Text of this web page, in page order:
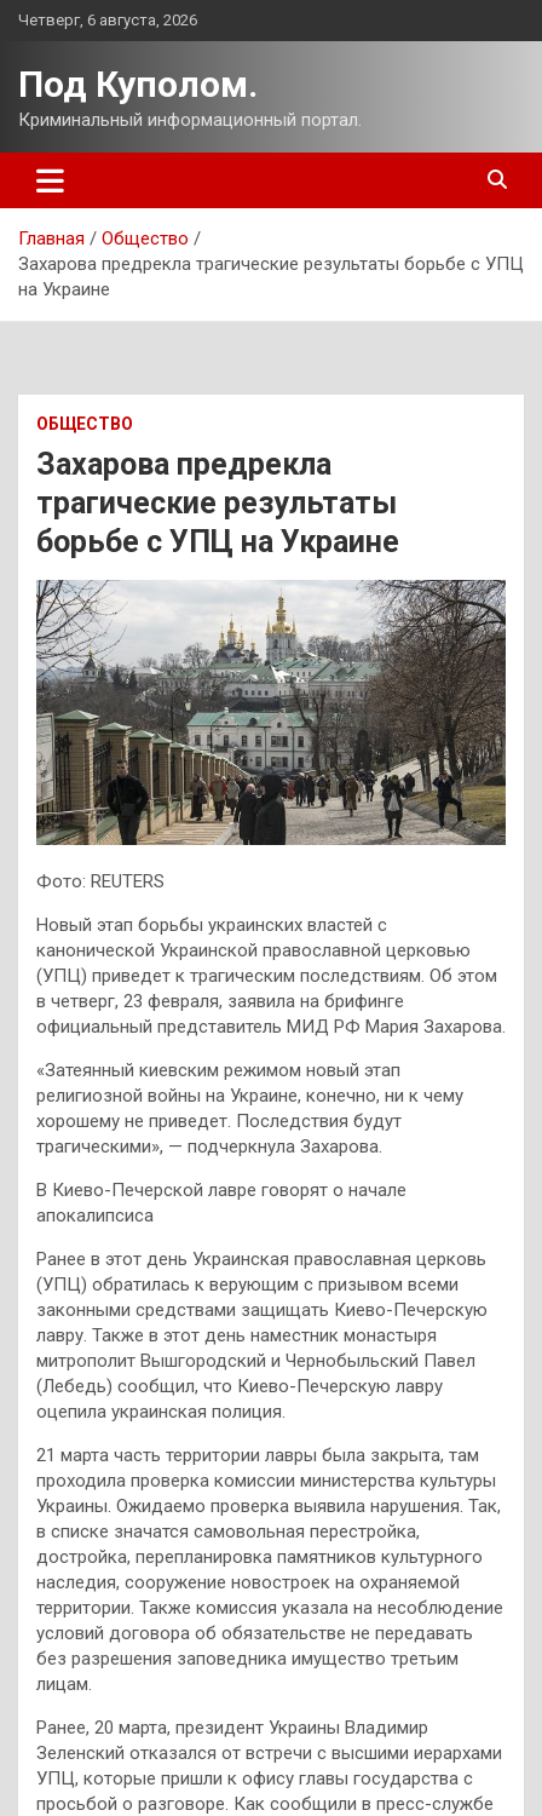
Перейти
Четверг, 6 августа, 2026
Под Куполом.
Криминальный информационный портал.
Главная
Общество
Захарова предрекла трагические результаты борьбе с УПЦ
на Украине
ОБЩЕСТВО
Захарова предрекла
трагические результаты
борьбе с УПЦ на Украине
Фото: REUTERS
Новый этап борьбы украинских властей с
канонической Украинской православной церковью
(УПЦ) приведет к трагическим последствиям. Об этом
в четверг, 23 февраля, заявила на брифинге
официальный представитель МИД РФ Мария Захарова.
«Затеянный киевским режимом новый этап
религиозной войны на Украине, конечно, ни к чему
хорошему не приведет. Последствия будут
трагическими», — подчеркнула Захарова.
В Киево-Печерской лавре говорят о начале
апокалипсиса
Ранее в этот день Украинская православная церковь
(УПЦ) обратилась к верующим с призывом всеми
законными средствами защищать Киево-Печерскую
лавру. Также в этот день наместник монастыря
митрополит Вышгородский и Чернобыльский Павел
(Лебедь) сообщил, что Киево-Печерскую лавру
оцепила украинская полиция.
21 марта часть территории лавры была закрыта, там
проходила проверка комиссии министерства культуры
Украины. Ожидаемо проверка выявила нарушения. Так,
в списке значатся самовольная перестройка,
достройка, перепланировка памятников культурного
наследия, сооружение новостроек на охраняемой
территории. Также комиссия указала на несоблюдение
условий договора об обязательстве не передавать
без разрешения заповедника имущество третьим
лицам.
Ранее, 20 марта, президент Украины Владимир
Зеленский отказался от встречи с высшими иерархами
УПЦ, которые пришли к офису главы государства с
просьбой о разговоре. Как сообщили в пресс-службе